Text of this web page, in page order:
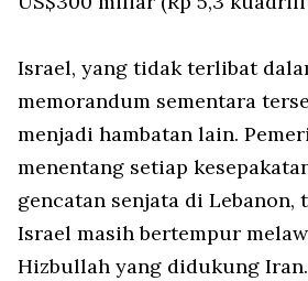
Israel, yang tidak terlibat
memorandum sementara
menjadi hambatan lain.
menentang setiap
gencatan senjata di
Israel masih bertempur
Hizbullah yang didukung Iran.